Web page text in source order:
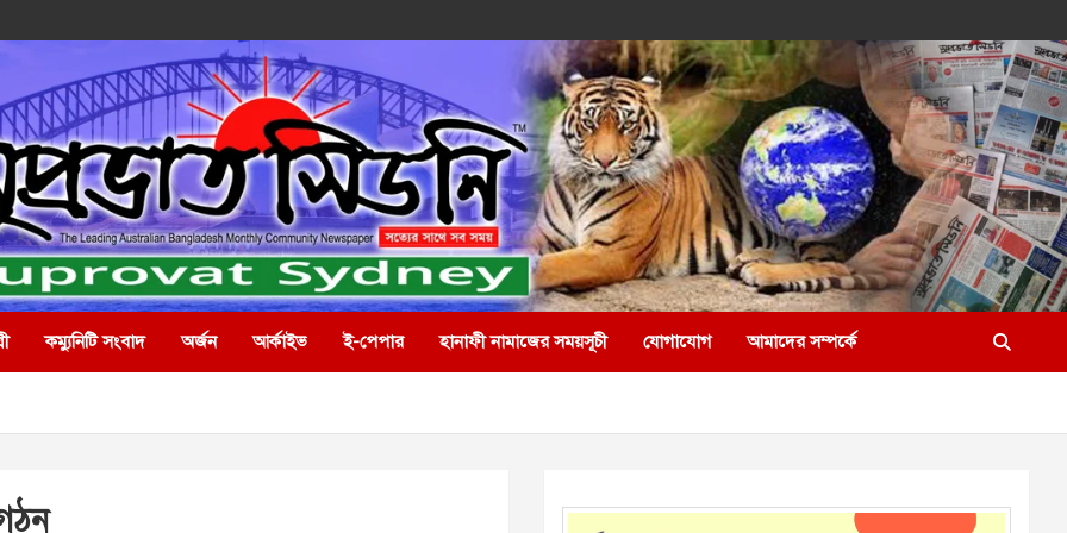
কম্যুনিটি সংবাদ অর্জন আর্কাইভ ই-পেপার হানাফী নামাজের সময়সূচী যোগাযোগ আমাদের সম্পর্কে